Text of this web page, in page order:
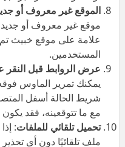
الموقع غير معروف أو
موقع غير معروف أو جديد
علامة على موقع خبيث تم
المستخدمين.
عرض الروابط قبل النقر
يمكنك تمرير الماوس
شريط الحالة أسفل
مع ما تتوقعينه، فقد
تحميل تلقائي للملفات:
ملف تلقائيًا دون أي تحذير